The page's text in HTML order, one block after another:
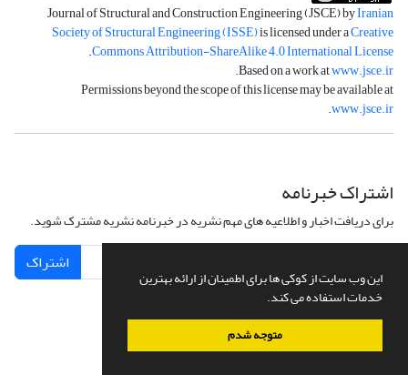
این وب سایت از کوکی ها برای اطمینان از ارائه بهترین
خدمات استفاده می کند.
متوجه شدم
Journal of Structural and Construction Engineering (JSCE) byIranian
Society of Structural Engineering (ISSE)is licensed under aCreative
Commons Attribution-ShareAlike 4.0 International License
.
Based on a work atwww.jsce.ir
.
Permissions beyond the scope of this license may be available at
www.jsce.ir
.
اشتراک خبرنامه
برای دریافت اخبار و اطلاعیه های مهم نشریه در خبرنامه نشریه مشترک شوید.
اشتراک
سامانه مدیریت نشریات علمی.طراحی و پیاده سازی ازسیناوب